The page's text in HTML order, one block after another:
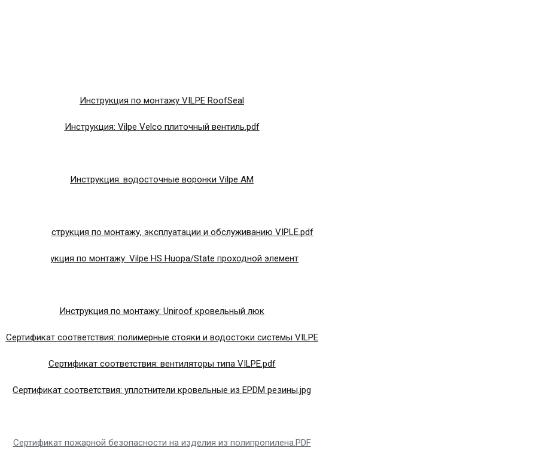
Инструкция по монтажу VILPE RoofSeal
Инструкция: Vilpe Velco плиточный вентиль.pdf
Инструкция: водосточные воронки Vilpe AM
Общая инструкция по монтажу, эксплуатации и обслуживанию VIPLE.pdf
Инструкция по монтажу: Vilpe HS Huopa/State проходной элемент
Инструкция по монтажу: Uniroof кровельный люк
Сертификат соответствия: полимерные стояки и водостоки системы VILPE
Сертификат соответствия: вентиляторы типа VILPE.pdf
Сертификат соответствия: уплотнители кровельные из EPDM резины.jpg
Сертификат пожарной безопасности на изделия из полипропилена.PDF